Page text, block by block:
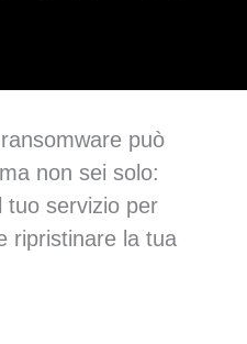
può
non sei solo:
tuo servizio per
ripristinare la tua